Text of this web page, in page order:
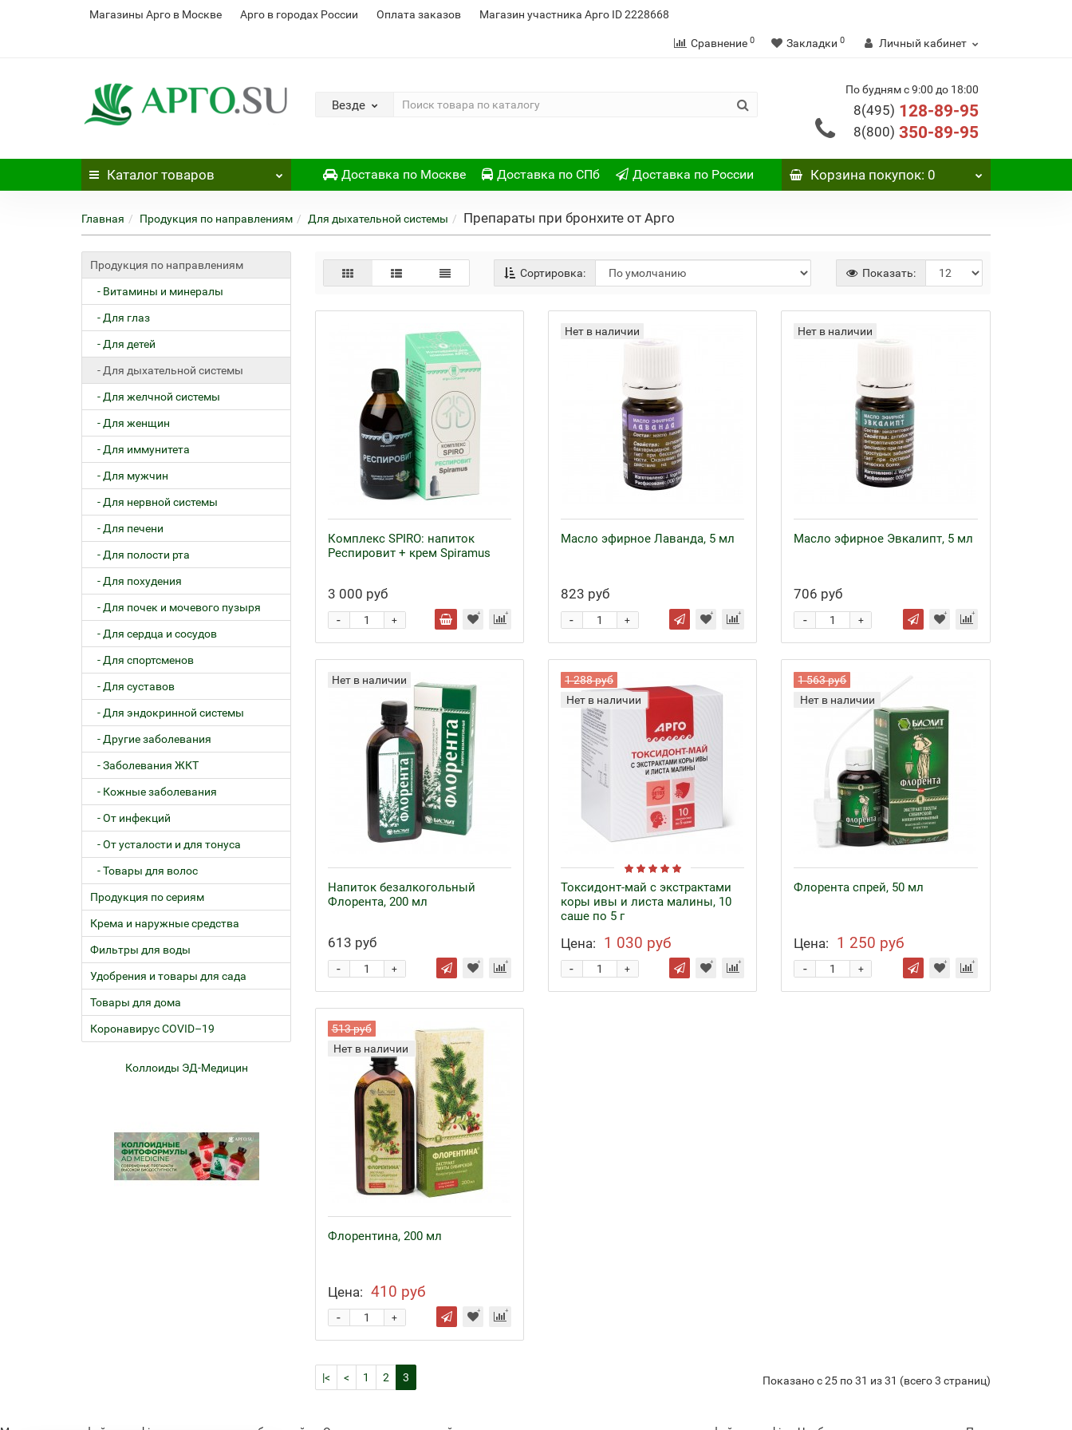
Магазины Арго в Москве Арго в городах России Оплата заказов Магазин участника Арго ID 2228668
Сравнение 0 Закладки 0 Личный кабинет
Везде
По будням с 9:00 до 18:00
8(495) 128-89-95
8(800) 350-89-95
Каталог товаров Доставка по Москве Доставка по СПб Доставка по России Корзинапокупок: 0
Главная Продукция по направлениям Для дыхательной системы Препараты при бронхите от Арго
Продукция по направлениям
- Витамины и минералы
- Для глаз
- Для детей
- Для дыхательной системы
- Для желчной системы
- Для женщин
- Для иммунитета
- Для мужчин
- Для нервной системы
- Для печени
- Для полости рта
- Для похудения
- Для почек и мочевого пузыря
- Для сердца и сосудов
- Для спортсменов
- Для суставов
- Для эндокринной системы
- Другие заболевания
- Заболевания ЖКТ
- Кожные заболевания
- От инфекций
- От усталости и для тонуса
- Товары для волос
Продукция по сериям
Крема и наружные средства
Фильтры для воды
Удобрения и товары для сада
Товары для дома
Коронавирус COVID–19
Коллоиды ЭД-Медицин Железо с кофакторами
Сортировка: Показать:
Комплекс SPIRO: напиток
Респировит + крем Spiramus
3 000 руб
+
-
Нет в наличии
Масло эфирное Лаванда, 5 мл
823 руб
+
-
Нет в наличии
Масло эфирное Эвкалипт, 5 мл
706 руб
+
-
Нет в наличии
Напиток безалкогольный
Флорента, 200 мл
613 руб
+
-
1 288 руб
Нет в наличии
Токсидонт-май с экстрактами
коры ивы и листа малины, 10
саше по 5 г
Цена: 1 030 руб
+
-
1 563 руб
Нет в наличии
Флорента спрей, 50 мл
Цена: 1 250 руб
+
-
513 руб
Нет в наличии
Флорентина, 200 мл
Цена: 410 руб
+
-
|< < 1 2 3 Показано с 25 по 31 из 31 (всего 3 страниц)